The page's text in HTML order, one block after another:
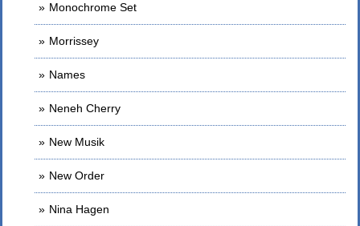
Monochrome Set
Morrissey
Names
Neneh Cherry
New Musik
New Order
Nina Hagen